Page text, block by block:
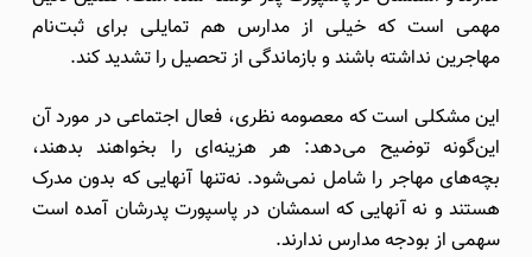
مهمی است که خیلی از مدارس هم تمایلی برای ثبت‌نام
مهاجرین نداشته باشند و بازماندگی از تحصیل را تشدید کند.
این مشکلی است که معصومه نظری، فعال اجتماعی در مورد آن
این‌گونه توضیح می‌دهد: هر هزینه‌ای را بخواهند بدهند،
بچه‌های مهاجر را شامل نمی‌شود. نه‌تنها آنهایی که بدون مدرک
هستند و نه آنهایی که اسمشان در پاسپورت پدرشان آمده است
سهمی از بودجه مدارس ندارند.